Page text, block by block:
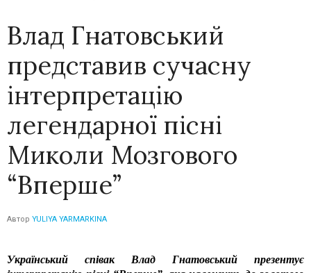
Влад Гнатовський
представив сучасну
інтерпретацію
легендарної пісні
Миколи Мозгового
“Вперше”
Автор YULIYA YARMARKINA
Український співак Влад Гнатовський презентує